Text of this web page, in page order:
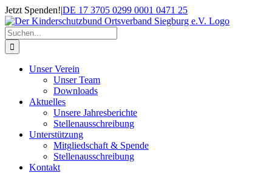
Zum
Inhalt
springen
Jetzt Spenden!|DE 17 3705 0299 0001 0471 25
Suche
nach:
Unser Verein
Unser Team
Downloads
Aktuelles
Unsere Jahresberichte
Stellenausschreibung
Unterstützung
Mitgliedschaft & Spende
Stellenausschreibung
Kontakt